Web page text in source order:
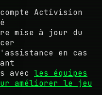
Activision
mise à jour du
en cas
avec les équipes
améliorer le jeu